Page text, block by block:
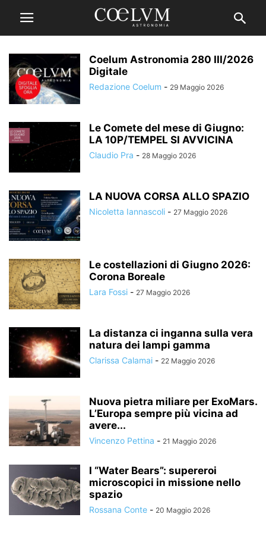
Coelum Astronomia 280 III/2026
Digitale
Redazione Coelum - 29 Maggio 2026
Le Comete del mese di Giugno:
LA 10P/TEMPEL SI AVVICINA
Claudio Pra - 28 Maggio 2026
LA NUOVA CORSA ALLO SPAZIO
Nicoletta Iannascoli - 27 Maggio 2026
Le costellazioni di Giugno 2026:
Corona Boreale
Lara Fossi - 27 Maggio 2026
La distanza ci inganna sulla vera
natura dei lampi gamma
Clarissa Calamai - 22 Maggio 2026
Nuova pietra miliare per ExoMars.
L’Europa sempre più vicina ad
avere...
Vincenzo Pettina - 21 Maggio 2026
I “Water Bears”: supereroi
microscopici in missione nello
spazio
Rossana Conte - 20 Maggio 2026